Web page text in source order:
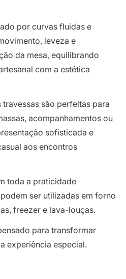
por curvas fluidas e
leveza e
da mesa, equilibrando
com a estética
são perfeitas para
acompanhamentos ou
sofisticada e
aos encontros
toda a praticidade
ser utilizadas em forno
freezer e lava-louças.
para transformar
experiência especial.